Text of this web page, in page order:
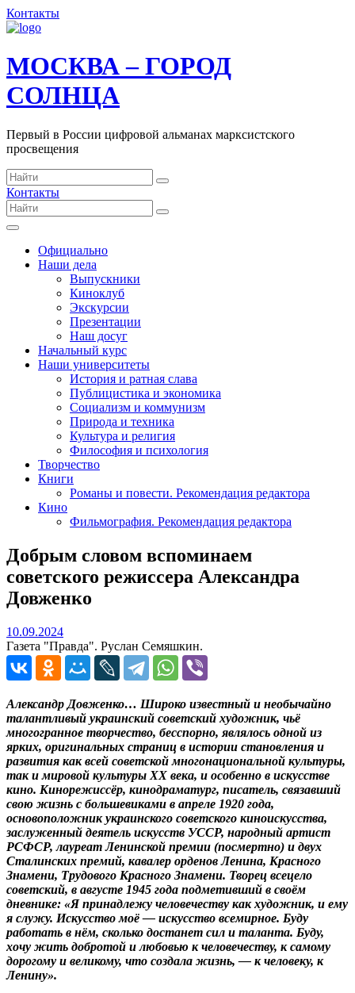
Контакты
МОСКВА – ГОРОД
СОЛНЦА
Первый в России цифровой альманах марксистского
просвещения
Контакты
Официально
Наши дела
Выпускники
Киноклуб
Экскурсии
Презентации
Наш досуг
Начальный курс
Наши университеты
История и ратная слава
Публицистика и экономика
Социализм и коммунизм
Природа и техника
Культура и религия
Философия и психология
Творчество
Книги
Романы и повести. Рекомендация редактора
Кино
Фильмография. Рекомендация редактора
Добрым словом вспоминаем
советского режиссера Александра
Довженко
10.09.202410.09.2024
Газета "Правда". Руслан Семяшкин.
Александр Довженко… Широко известный и необычайно
талантливый украинский советский художник, чьё
многогранное творчество, бесспорно, являлось одной из
ярких, оригинальных страниц в истории становления и
развития как всей советской многонациональной культуры,
так и мировой культуры XX века, и особенно в искусстве
кино. Кинорежиссёр, кинодраматург, писатель, связавший
свою жизнь с большевиками в апреле 1920 года,
основоположник украинского советского киноискусства,
заслуженный деятель искусств УССР, народный артист
РСФСР, лауреат Ленинской премии (посмертно) и двух
Сталинских премий, кавалер орденов Ленина, Красного
Знамени, Трудового Красного Знамени. Творец всецело
советский, в августе 1945 года подметивший в своём
дневнике: «Я принадлежу человечеству как художник, и ему
я служу. Искусство моё — искусство всемирное. Буду
работать в нём, сколько достанет сил и таланта. Буду,
хочу жить добротой и любовью к человечеству, к самому
дорогому и великому, что создала жизнь, — к человеку, к
Ленину».